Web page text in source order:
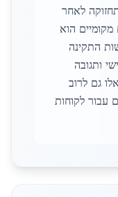
לאחר
הוא
התקינה
ותגובה
גם לרוב
עבור לקוחות